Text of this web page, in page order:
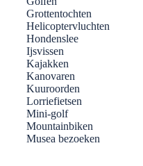
Grottentochten
Helicoptervluchten
Hondenslee
Ijsvissen
Kajakken
Kanovaren
Kuuroorden
Lorriefietsen
Mini-golf
Mountainbiken
Musea bezoeken